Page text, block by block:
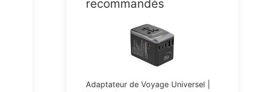
recommandés
Adaptateur de Voyage Universel |